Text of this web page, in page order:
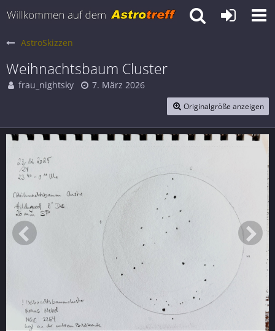
AstroSkizzen
Weihnachtsbaum Cluster
frau_nightsky 7. März 2026
Originalgröße anzeigen